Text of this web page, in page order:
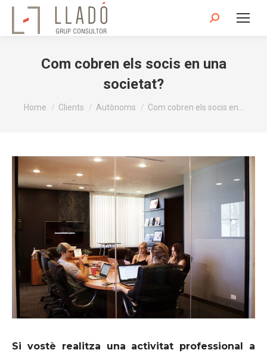
Search:
Com cobren els socis en una
societat?
You are here:
Home Clients Autònoms Com cobren els socis en…
Si vostè realitza una activitat professional a